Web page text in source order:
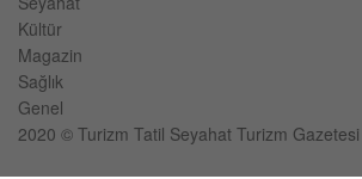
Kültür
Magazin
Sağlık
Genel
2020 © Turizm Tatil Seyahat Turizm Gazetesi